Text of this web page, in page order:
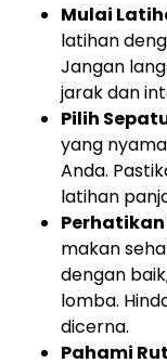
Mulai
latihan
Jangan
jarak dan
Pilih
yang
Anda.
latihan
makan
dengan
lomba.
dicerna.
Pahami